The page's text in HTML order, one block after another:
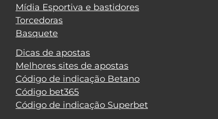
Mídia Esportiva e bastidores
Torcedoras
Basquete
Dicas de apostas
Melhores sites de apostas
Código de indicação Betano
Código bet365
Código de indicação Superbet